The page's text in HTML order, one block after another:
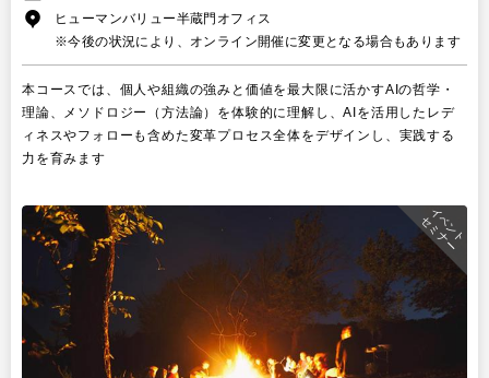
ヒューマンバリュー半蔵門オフィス
※今後の状況により、オンライン開催に変更となる場合もあります
本コースでは、個人や組織の強みと価値を最大限に活かすAIの哲学・
理論、メソドロジー（方法論）を体験的に理解し、AIを活用したレデ
ィネスやフォローも含めた変革プロセス全体をデザインし、実践する
力を育みます
イベント
セミナー